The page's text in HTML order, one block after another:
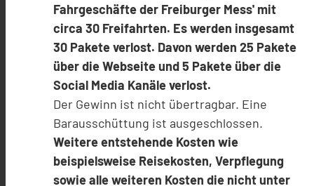
Fahrgeschäfte der Freiburger Mess' mit
circa 30 Freifahrten. Es werden insgesamt
30 Pakete verlost. Davon werden 25 Pakete
über die Webseite und 5 Pakete über die
Social Media Kanäle verlost.
Der Gewinn ist nicht übertragbar. Eine
Barausschüttung ist ausgeschlossen.
Weitere entstehende Kosten wie
beispielsweise Reisekosten, Verpflegung
sowie alle weiteren Kosten die nicht unter